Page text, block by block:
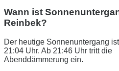
Wann ist
Reinbek?
Der heutige Sonnenuntergang
21:04 Uhr. Ab 21:46 Uhr tritt die
Abenddämmerung ein.